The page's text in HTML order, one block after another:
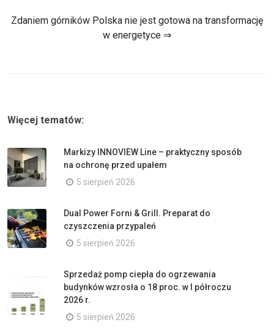
Zdaniem górników Polska nie jest gotowa na transformację
w energetyce ⇒
Więcej tematów:
Markizy INNOVIEW Line – praktyczny sposób
na ochronę przed upałem
5 sierpień 2026
Dual Power Forni & Grill. Preparat do
czyszczenia przypaleń
5 sierpień 2026
Sprzedaż pomp ciepła do ogrzewania
budynków wzrosła o 18 proc. w I półroczu
2026 r.
5 sierpień 2026